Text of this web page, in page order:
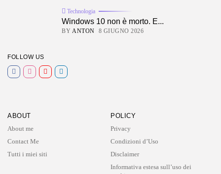
Technologia
Windows 10 non è morto. E...
BY ANTON 8 GIUGNO 2026
FOLLOW US
ABOUT
About me
Contact Me
Tutti i miei siti
POLICY
Privacy
Condizioni d’Uso
Disclaimer
Informativa estesa sull’uso dei